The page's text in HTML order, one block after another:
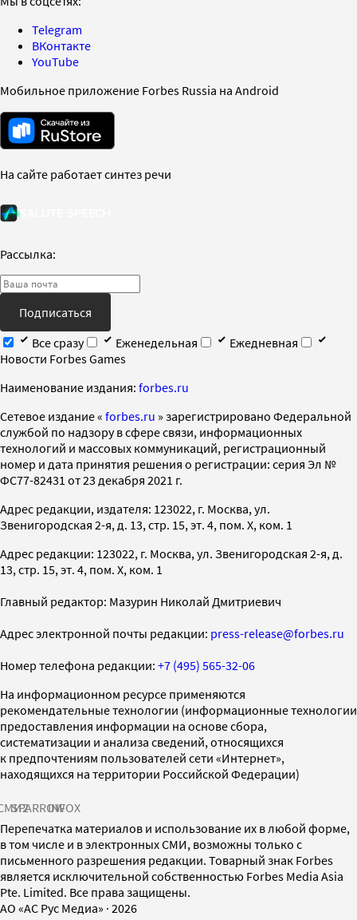
Telegram
ВКонтакте
YouTube
Мобильное приложение Forbes Russia на Android
На сайте работает синтез речи
Рассылка:
Подписаться
Все сразу
Еженедельная
Ежедневная
Новости Forbes Games
Наименование издания: forbes.ru
Cетевое издание « forbes.ru » зарегистрировано Федеральной
службой по надзору в сфере связи, информационных
технологий и массовых коммуникаций, регистрационный
номер и дата принятия решения о регистрации: серия Эл №
ФС77-82431 от 23 декабря 2021 г.
Адрес редакции, издателя: 123022, г. Москва, ул.
Звенигородская 2-я, д. 13, стр. 15, эт. 4, пом. X, ком. 1
Адрес редакции: 123022, г. Москва, ул. Звенигородская 2-я, д.
13, стр. 15, эт. 4, пом. X, ком. 1
Главный редактор: Мазурин Николай Дмитриевич
Адрес электронной почты редакции: press-release@forbes.ru
Номер телефона редакции: +7 (495) 565-32-06
На информационном ресурсе применяются
рекомендательные технологии (информационные технологии
предоставления информации на основе сбора,
систематизации и анализа сведений, относящихся
к предпочтениям пользователей сети «Интернет»,
находящихся на территории Российской Федерации)
SPARROWINFOX
Перепечатка материалов и использование их в любой форме,
в том числе и в электронных СМИ, возможны только с
письменного разрешения редакции. Товарный знак Forbes
является исключительной собственностью Forbes Media Asia
Pte. Limited. Все права защищены.
AO «АС Рус Медиа» · 2026